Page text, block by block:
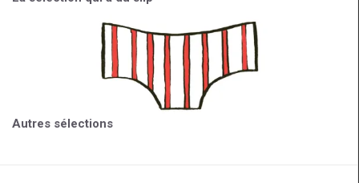
Autres sélections